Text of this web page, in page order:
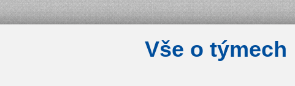
Vše o týmech